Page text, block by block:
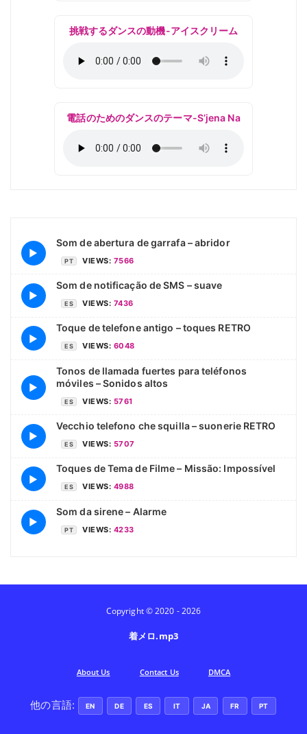
挑戦するダンスの動機-アイスクリーム
電話のためのダンスのテーマ-S’jena Na
▶
Som de abertura de garrafa – abridor
PT VIEWS: 7566
▶
Som de notificação de SMS – suave
ES VIEWS: 7436
▶
Toque de telefone antigo – toques RETRO
ES VIEWS: 6048
▶
Tonos de llamada fuertes para teléfonos
móviles – Sonidos altos
ES VIEWS: 5761
▶
Vecchio telefono che squilla – suonerie RETRO
ES VIEWS: 5707
▶
Toques de Tema de Filme – Missão: Impossível
ES VIEWS: 4988
▶
Som da sirene – Alarme
PT VIEWS: 4233
Copyright © 2020 - 2026
着メロ.mp3
Аbout Us Contact Us DMCA
他の言語: EN DE ES IT JA FR PT